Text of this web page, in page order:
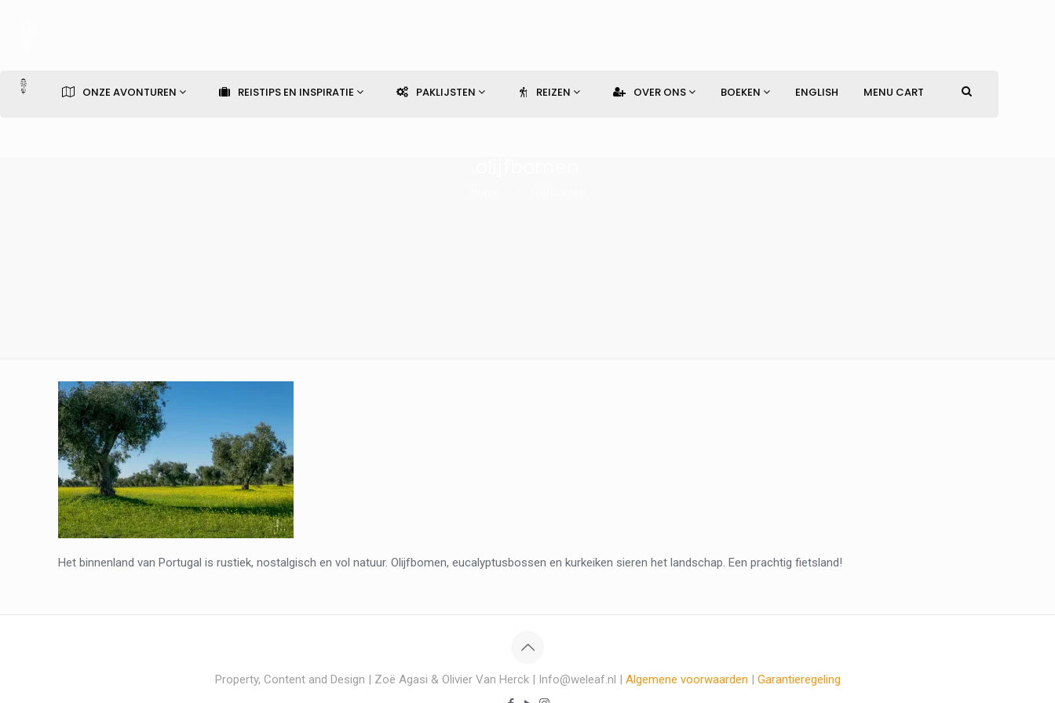
ONZE AVONTUREN REISTIPS EN INSPIRATIE PAKLIJSTEN REIZEN OVER ONS BOEKEN ENGLISH MENU CART
Het binnenland van Portugal is rustiek, nostalgisch en vol natuur. Olijfbomen, eucalyptusbossen en kurkeiken sieren het landschap. Een prachtig fietsland!
Property, Content and Design | Zoë Agasi & Olivier Van Herck | Info@weleaf.nl | Algemene voorwaarden | Garantieregeling